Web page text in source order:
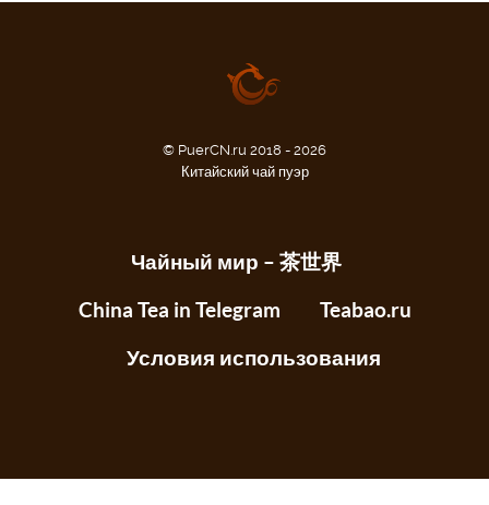
© PuerCN.ru 2018 - 2026
Китайский чай пуэр
Чайный мир – 茶世界
China Tea in Telegram
Teabao.ru
Условия использования